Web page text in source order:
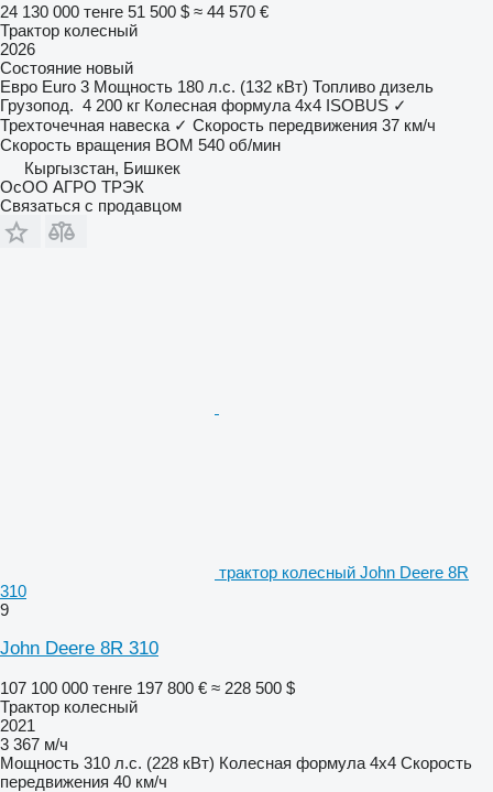
24 130 000 тенге 51 500 $ ≈ 44 570 €
Трактор колесный
2026
Состояние новый
Евро Euro 3 Мощность 180 л.с. (132 кВт) Топливо дизель
Грузопод. 4 200 кг Колесная формула 4x4 ISOBUS ✓
Трехточечная навеска ✓ Скорость передвижения 37 км/ч
Скорость вращения ВОМ 540 об/мин
Кыргызстан, Бишкек
ОсОО АГРО ТРЭК
Связаться с продавцом
трактор колесный John Deere 8R
310
9
John Deere 8R 310
107 100 000 тенге 197 800 € ≈ 228 500 $
Трактор колесный
2021
3 367 м/ч
Мощность 310 л.с. (228 кВт) Колесная формула 4x4 Скорость
передвижения 40 км/ч